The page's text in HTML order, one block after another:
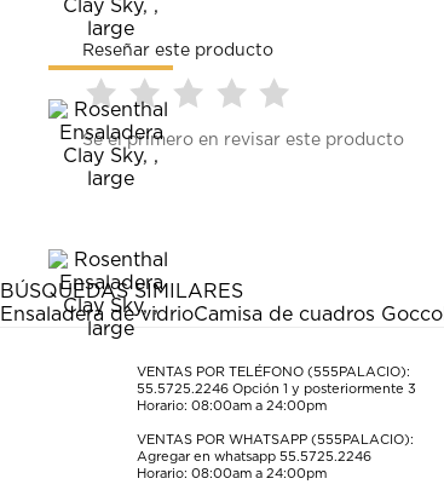
Reseñar este producto
Seleccionar
para
calificar
el
1
estrella
Esta
acción
formulario
envío.
Seleccionar
para
calificar
el
2
estrellas.
Esta
acción
el
formulario
envío.
para
estrellas.
Esta
acción
el
formulario
envío.
para
estrellas.
Esta
acción
el
formulario
envío.
para
Esta
acción
el
formulario
envío.
Sé el primero en revisar este producto
BÚSQUEDAS SIMILARES
Ensaladera de vidrioCamisa de cuadros Gocco
VENTAS POR TELÉFONO (555PALACIO):
55.5725.2246 Opción 1 y posteriormente 3
Horario: 08:00am a 24:00pm
VENTAS POR WHATSAPP (555PALACIO):
Agregar en whatsapp 55.5725.2246
Horario: 08:00am a 24:00pm